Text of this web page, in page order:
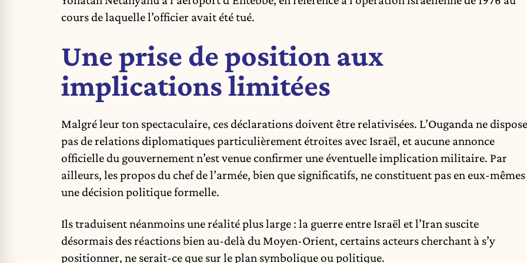
cours de laquelle l’officier avait été tué.
Une prise de position aux
implications limitées
Malgré leur ton spectaculaire, ces déclarations doivent être relativisées. L’Ouganda ne dispose
pas de relations diplomatiques particulièrement étroites avec Israël, et aucune annonce
officielle du gouvernement n’est venue confirmer une éventuelle implication militaire. Par
ailleurs, les propos du chef de l’armée, bien que significatifs, ne constituent pas en eux-mêmes
une décision politique formelle.
Ils traduisent néanmoins une réalité plus large : la guerre entre Israël et l’Iran suscite
désormais des réactions bien au-delà du Moyen-Orient, certains acteurs cherchant à s’y
positionner, ne serait-ce que sur le plan symbolique ou politique.